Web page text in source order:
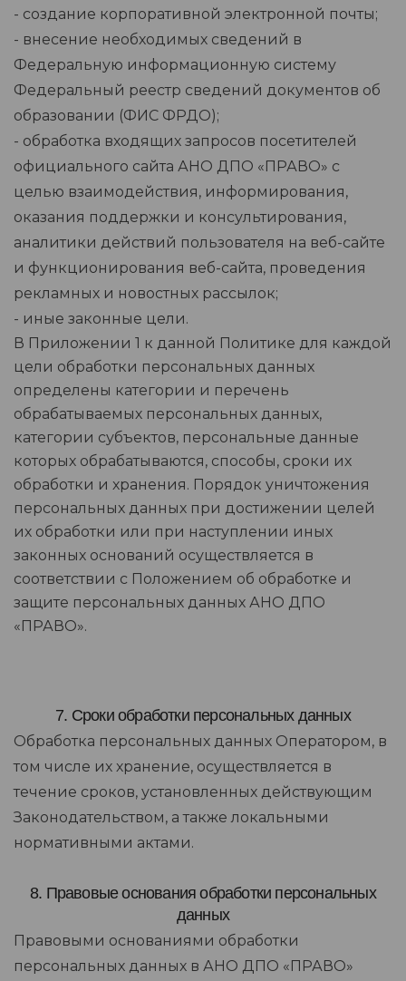
- создание корпоративной электронной почты;
- внесение необходимых сведений в
Федеральную информационную систему
Федеральный реестр сведений документов об
образовании (ФИС ФРДО);
- обработка входящих запросов посетителей
официального сайта АНО ДПО «ПРАВО» с
целью взаимодействия, информирования,
оказания поддержки и консультирования,
аналитики действий пользователя на веб-сайте
и функционирования веб-сайта, проведения
рекламных и новостных рассылок;
- иные законные цели.
В Приложении 1 к данной Политике для каждой
цели обработки персональных данных
определены категории и перечень
обрабатываемых персональных данных,
категории субъектов, персональные данные
которых обрабатываются, способы, сроки их
обработки и хранения. Порядок уничтожения
персональных данных при достижении целей
их обработки или при наступлении иных
законных оснований осуществляется в
соответствии с Положением об обработке и
защите персональных данных АНО ДПО
«ПРАВО».
7. Сроки обработки персональных данных
Обработка персональных данных Оператором, в
том числе их хранение, осуществляется в
течение сроков, установленных действующим
Законодательством, а также локальными
нормативными актами.
8. Правовые основания обработки персональных
данных
Правовыми основаниями обработки
персональных данных в АНО ДПО «ПРАВО»